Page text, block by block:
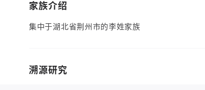
家族介绍
集中于湖北省荆州市的李姓家族
溯源研究